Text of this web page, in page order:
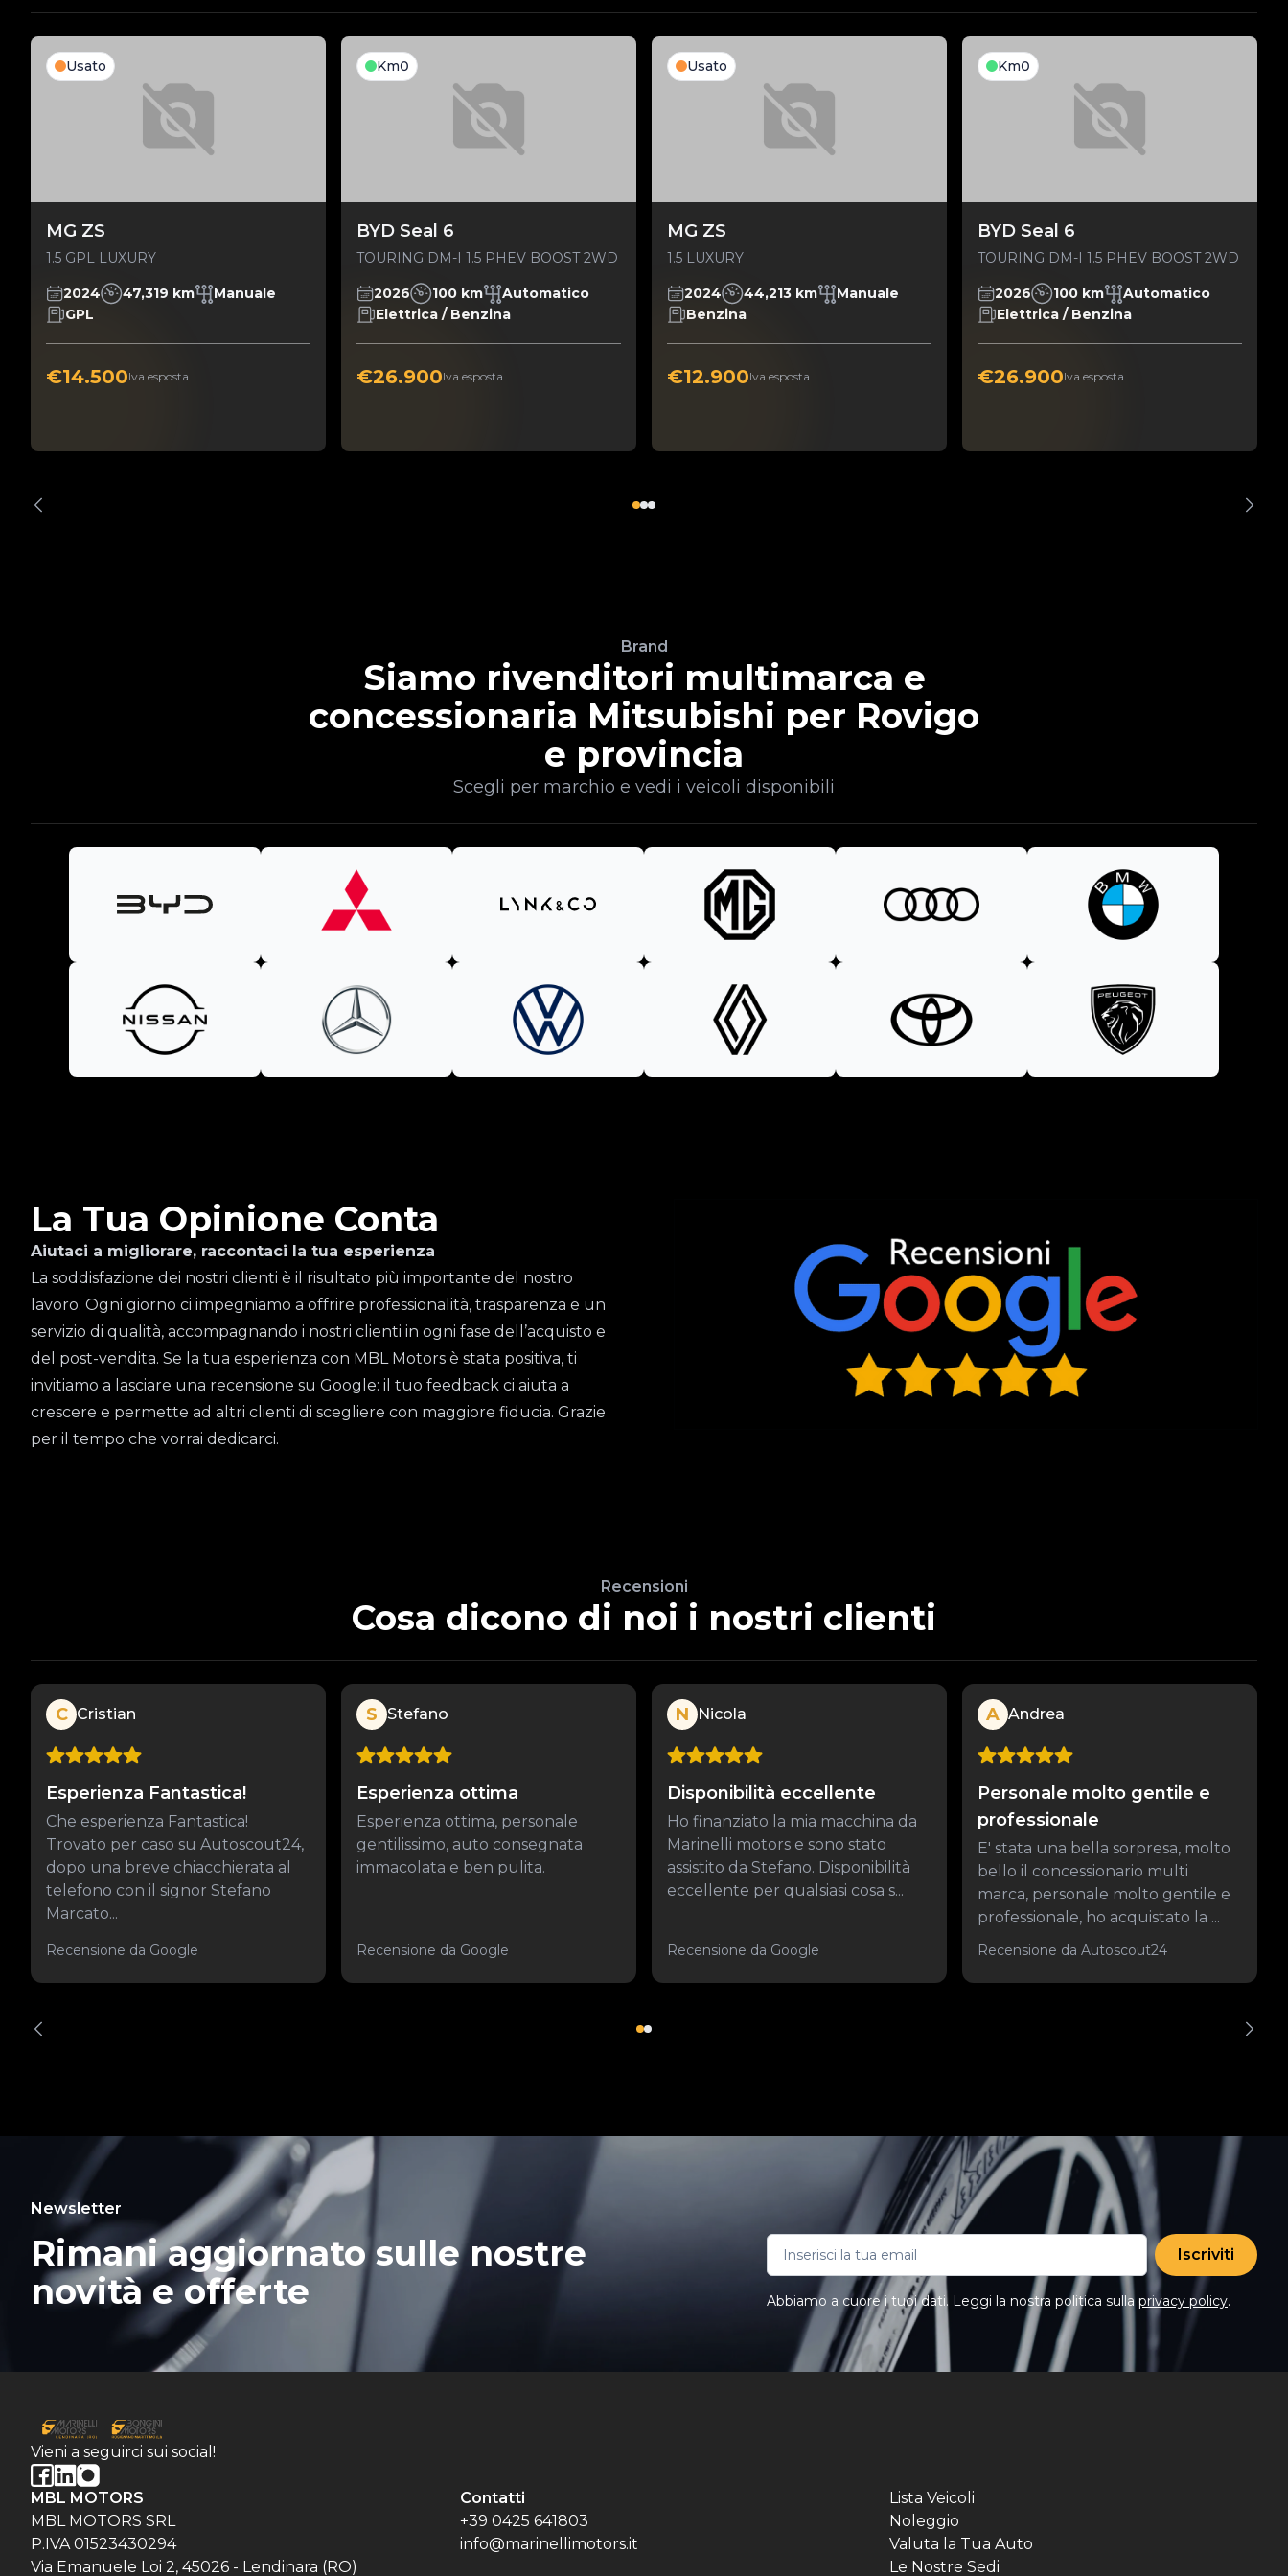
Usato
MG ZS
1.5 GPL LUXURY
2024 47,319 km
Manuale
GPL
€14.500Iva esposta
Km0
BYD Seal 6
TOURING DM-I 1.5 PHEV BOOST 2WD
2026 100 km
Automatico
Elettrica / Benzina
€26.900Iva esposta
Usato
MG ZS
1.5 LUXURY
2024 44,213 km
Manuale
Benzina
€12.900Iva esposta
Km0
BYD Seal 6
TOURING DM-I 1.5 PHEV BOOST 2WD
2026 100 km
Automatico
Elettrica / Benzina
€26.900Iva esposta
Brand
Siamo rivenditori multimarca e
concessionaria Mitsubishi per Rovigo
e provincia
Scegli per marchio e vedi i veicoli disponibili
La Tua Opinione Conta
Aiutaci a migliorare, raccontaci la tua esperienza
La soddisfazione dei nostri clienti è il risultato più importante del nostro
lavoro. Ogni giorno ci impegniamo a offrire professionalità, trasparenza e un
servizio di qualità, accompagnando i nostri clienti in ogni fase dell’acquisto e
del post-vendita. Se la tua esperienza con MBL Motors è stata positiva, ti
invitiamo a lasciare una recensione su Google: il tuo feedback ci aiuta a
crescere e permette ad altri clienti di scegliere con maggiore fiducia. Grazie
per il tempo che vorrai dedicarci.
Recensioni
Cosa dicono di noi i nostri clienti
C Cristian
Esperienza Fantastica!
Che esperienza Fantastica!
Trovato per caso su Autoscout24,
dopo una breve chiacchierata al
telefono con il signor Stefano
Marcato...
Recensione da Google
S Stefano
Esperienza ottima
Esperienza ottima, personale
gentilissimo, auto consegnata
immacolata e ben pulita.
Recensione da Google
N Nicola
Disponibilità eccellente
Ho finanziato la mia macchina da
Marinelli motors e sono stato
assistito da Stefano. Disponibilità
eccellente per qualsiasi cosa s...
Recensione da Google
A Andrea
Personale molto gentile e
professionale
E' stata una bella sorpresa, molto
bello il concessionario multi
marca, personale molto gentile e
professionale, ho acquistato la ...
Recensione da Autoscout24
Newsletter
Rimani aggiornato sulle nostre
novità e offerte
Iscriviti
Abbiamo a cuore i tuoi dati. Leggi la nostra politica sulla privacy policy.
Vieni a seguirci sui social!
MBL MOTORS
MBL MOTORS SRL
P.IVA 01523430294
Via Emanuele Loi 2, 45026 - Lendinara (RO)
Contatti
+39 0425 641803
info@marinellimotors.it
Lista Veicoli
Noleggio
Valuta la Tua Auto
Le Nostre Sedi